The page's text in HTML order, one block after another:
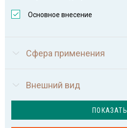
Основное внесение
Сфера применения
Внешний вид
ПОКАЗАТЬ